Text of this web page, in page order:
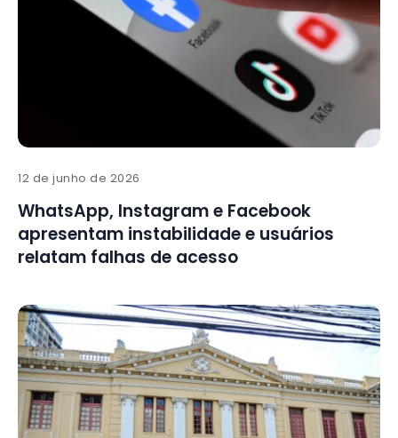
12 de junho de 2026
WhatsApp, Instagram e Facebook
apresentam instabilidade e usuários
relatam falhas de acesso